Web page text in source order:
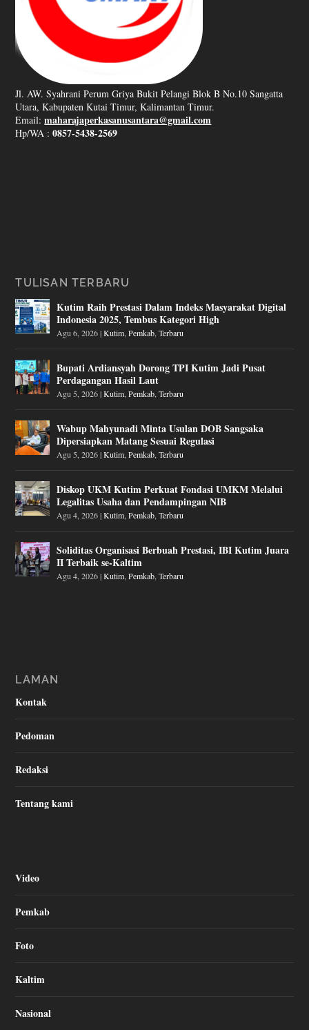
Jl. AW. Syahrani Perum Griya Bukit Pelangi Blok B No.10 Sangatta
Utara, Kabupaten Kutai Timur, Kalimantan Timur.
Email:maharajaperkasanusantara@gmail.com
Hp/WA :0857-5438-2569
TULISAN TERBARU
Kutim Raih Prestasi Dalam Indeks Masyarakat Digital
Indonesia 2025, Tembus Kategori High
Agu 6, 2026|Kutim ,Pemkab ,Terbaru
Bupati Ardiansyah Dorong TPI Kutim Jadi Pusat
Perdagangan Hasil Laut
Agu 5, 2026|Kutim ,Pemkab ,Terbaru
Wabup Mahyunadi Minta Usulan DOB Sangsaka
Dipersiapkan Matang Sesuai Regulasi
Agu 5, 2026|Kutim ,Pemkab ,Terbaru
Diskop UKM Kutim Perkuat Fondasi UMKM Melalui
Legalitas Usaha dan Pendampingan NIB
Agu 4, 2026|Kutim ,Pemkab ,Terbaru
Soliditas Organisasi Berbuah Prestasi, IBI Kutim Juara
II Terbaik se-Kaltim
Agu 4, 2026|Kutim ,Pemkab ,Terbaru
LAMAN
Kontak
Pedoman
Redaksi
Tentang kami
Video
Pemkab
Foto
Kaltim
Nasional